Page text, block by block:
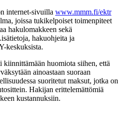
internet-sivuilla www.mmm.fi/ektr
joissa tukikelpoiset toimenpiteet
hakulomakkeen sekä
hakuohjeita ja
keskuksista.
huomiota siihen, että
ai­noastaan suoraan
suoritetut maksut, jotka on
Hakijan erittelemättömiä
kustannuksiin.